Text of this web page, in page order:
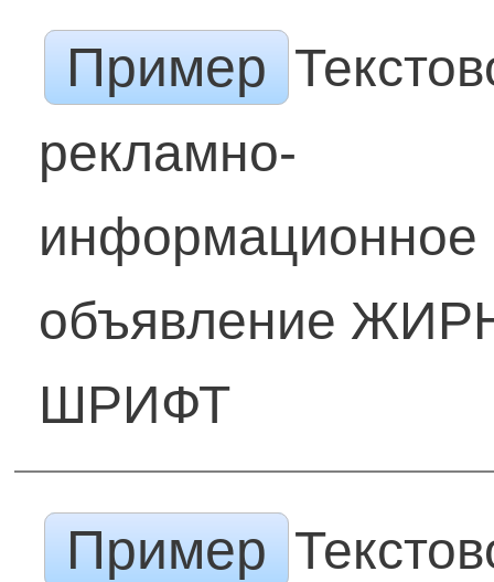
Пример
рекламно-
информационное
объявление
ШРИФТ
Пример